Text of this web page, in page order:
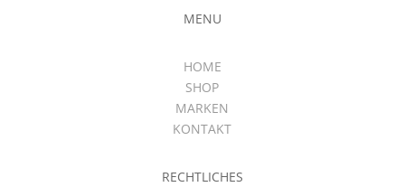
MENU
HOME
SHOP
MARKEN
KONTAKT
RECHTLICHES